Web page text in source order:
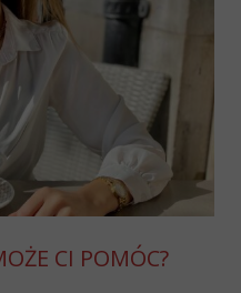
CI POMÓC?